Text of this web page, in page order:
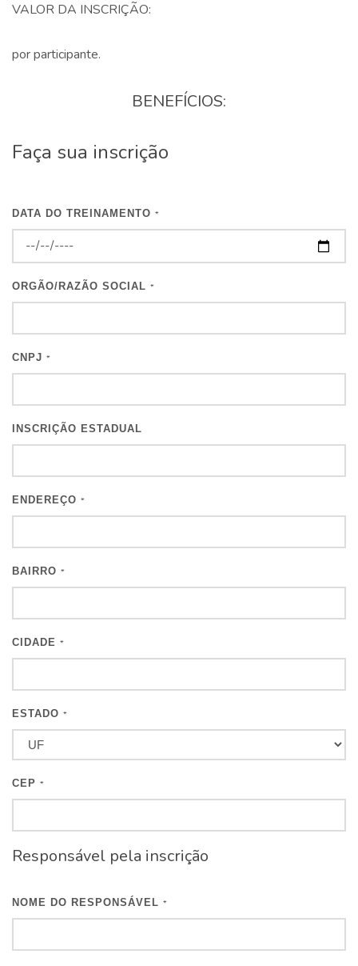
VALOR DA INSCRIÇÃO:
por participante.
BENEFÍCIOS:
Faça sua inscrição
DATA DO TREINAMENTO *
ORGÃO/RAZÃO SOCIAL *
CNPJ *
INSCRIÇÃO ESTADUAL
ENDEREÇO *
BAIRRO *
CIDADE *
ESTADO *
CEP *
Responsável pela inscrição
NOME DO RESPONSÁVEL *